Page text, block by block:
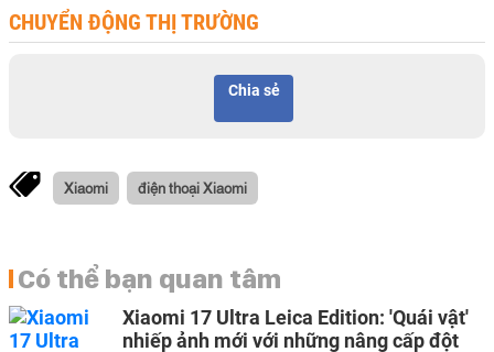
CHUYỂN ĐỘNG THỊ TRƯỜNG
Chia sẻ
Xiaomi điện thoại Xiaomi
Có thể bạn quan tâm
Xiaomi 17 Ultra Leica Edition: 'Quái vật'
nhiếp ảnh mới với những nâng cấp đột